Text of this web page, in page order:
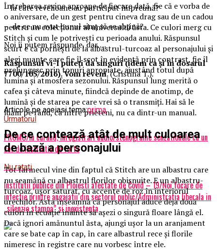
– la câte revelioane au participat împreună?
– de ce nu avut bunul simț să se abțină?
Noi îi putem răspunde, dar….
Răspunsul vi-l puteți da singuri (idem ca și în dosarul
7700/105/2016). Vom reveni. (Cristina T.).
Articole pe aceiasi tema:prima
Urmatorul
PROMO/In curand, inregistrari audio/stenograme senzationale cu un
sef de institutie de forta
Nu ratati
Institutii publice din Ploiesti afectate de Covid – 19/Noi focare de
infectie printre angajatii din sectorul public/Administratia liberala in
„silenzio stampa” si inexistenta
Întrebarea revine aproape de fiecare dată, fie că e vorba de
o aniversare, de un gest pentru cineva drag sau de un cadou
pentru un colecționar al universului ăsta. Ce culori merg cu
Stitch și cum le potrivești cu perioada anului. Răspunsul
scurt e că pornești de la albastrul-turcoaz al personajului și
alegi nuanțe care fie îl scot în evidență prin contrast, fie îl
prelungesc prin tonuri apropiate, ajustând totul după
lumina și atmosfera sezonului. Răspunsul lung merită o
cafea și câteva minute, fiindcă depinde de anotimp, de
lumină și de starea pe care vrei să o transmiți. Hai să le
luăm pe rând, ca între prieteni, nu ca dintr-un manual.
De ce contează atât de mult culoarea
de bază a personajului
Tot farmecul vine din faptul că Stitch are un albastru care
nu seamănă cu albastrul florilor obișnuite. E un albastru-
turcoaz, ușor saturat, cu accente de roz în interiorul
urechilor. Asta înseamnă că personajul aduce deja două
culori în ecuație înainte să așezi o singură floare lângă el.
Dacă ignori amănuntul ăsta, ajungi ușor la un aranjament
care se bate cap în cap, în care albastrul rece și florile
nimeresc în registre care nu vorbesc între ele.